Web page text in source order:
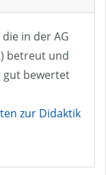
in der AG
betreut und
gut bewertet
zur Didaktik